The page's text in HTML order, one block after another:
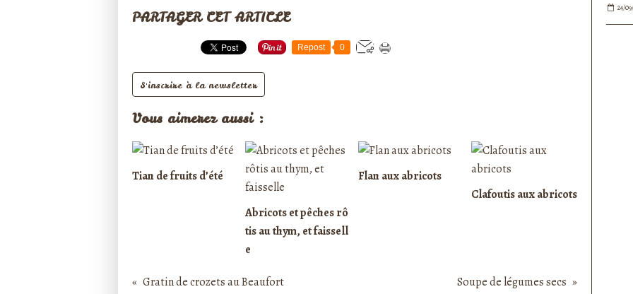
PARTAGER CET ARTICLE
Repost 0
S'inscrire à la newsletter
Vous aimerez aussi :
Tian de fruits d’été
Abricots et pêches rô
tis au thym, et faissell
e
Flan aux abricots
Clafoutis aux abricots
Gratin de crozets au Beaufort Soupe de légumes secs
24/